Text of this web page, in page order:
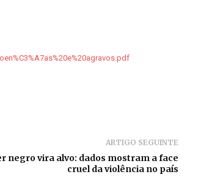
ARTIGO SEGUINTE
negro vira alvo: dados mostram a face
cruel da violência no país